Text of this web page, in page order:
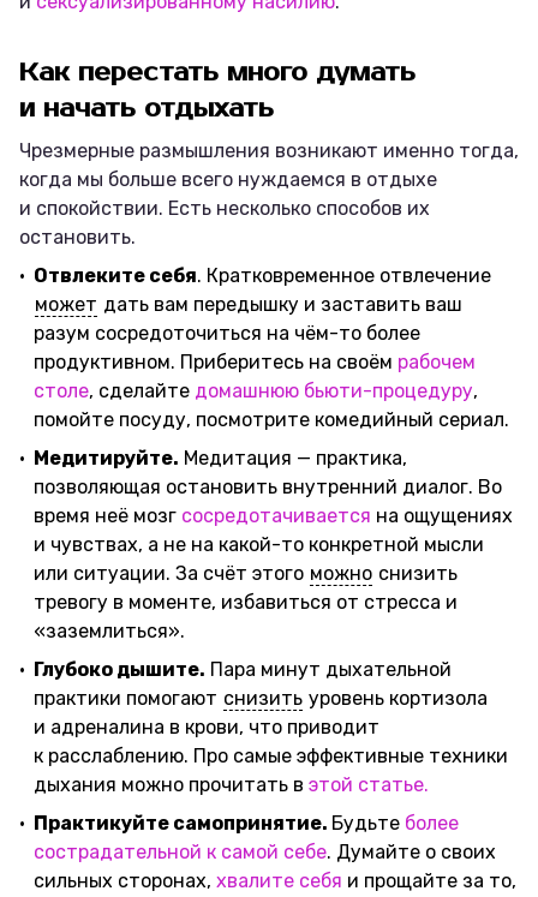
Как перестать много думать
и начать отдыхать
Чрезмерные размышления возникают именно тогда,
когда мы больше всего нуждаемся в отдыхе
и спокойствии. Есть несколько способов их
остановить.
Отвлеките себя. Кратковременное отвлечение
может дать вам передышку и заставить ваш
разум сосредоточиться на чём-то более
продуктивном. Приберитесь на своём рабочем
столе, сделайте домашнюю бьюти-процедуру,
помойте посуду, посмотрите комедийный сериал.
Медитируйте. Медитация — практика,
позволяющая остановить внутренний диалог. Во
время неё мозг сосредотачивается на ощущениях
и чувствах, а не на какой-то конкретной мысли
или ситуации. За счёт этого можно снизить
тревогу в моменте, избавиться от стресса и
«заземлиться».
Глубоко дышите. Пара минут дыхательной
практики помогают снизить уровень кортизола
и адреналина в крови, что приводит
к расслаблению. Про самые эффективные техники
дыхания можно прочитать в этой статье.
Практикуйте самопринятие. Будьте более
сострадательной к самой себе. Думайте о своих
сильных сторонах, хвалите себя и прощайте за то,